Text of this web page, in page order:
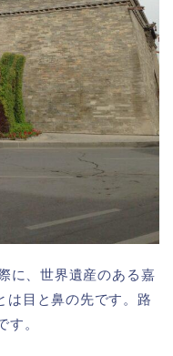
に、世界遺産のある嘉
は目と鼻の先です。路
す。